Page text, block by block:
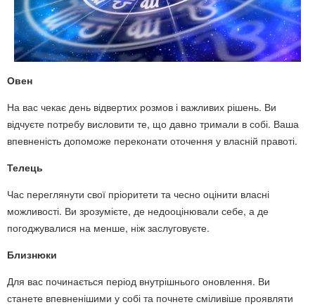
Овен
На вас чекає день відвертих розмов і важливих рішень. Ви
відчуєте потребу висловити те, що давно тримали в собі. Ваша
впевненість допоможе переконати оточення у власній правоті.
Телець
Час переглянути свої пріоритети та чесно оцінити власні
можливості. Ви зрозумієте, де недооцінювали себе, а де
погоджувалися на менше, ніж заслуговуєте.
Близнюки
Для вас починається період внутрішнього оновлення. Ви
станете впевненішими у собі та почнете сміливіше проявляти